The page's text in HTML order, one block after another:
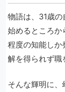
物語は、31歳
始めるところか
程度の知能しか
解を得られず職
そんな輝明に